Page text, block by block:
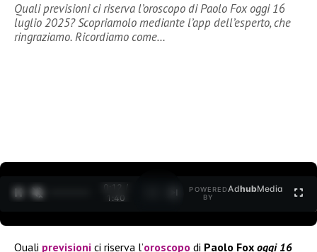
Quali previsioni ci riserva l’oroscopo di Paolo Fox oggi 16
luglio 2025? Scopriamolo mediante l’app dell’esperto, che
ringraziamo. Ricordiamo come…
0:12 /
1:40
POWERED
BY
AdhubMedia
Quali previsioni ci riserva l’oroscopo di Paolo Fox oggi 16